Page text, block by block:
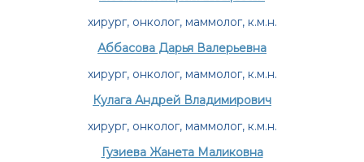
хирург, онколог, маммолог, к.м.н.
Аббасова Дарья Валерьевна
хирург, онколог, маммолог, к.м.н.
Кулага Андрей Владимирович
хирург, онколог, маммолог, к.м.н.
Гузиева Жанета Маликовна